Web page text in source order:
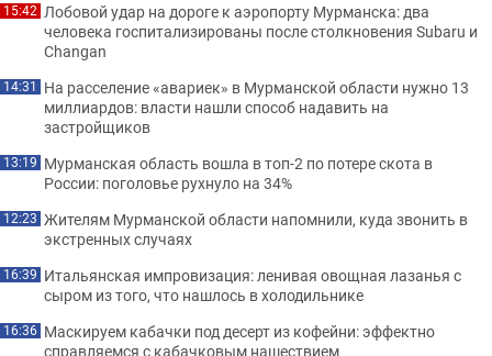
15:42 Лобовой удар на дороге к аэропорту Мурманска: два
человека госпитализированы после столкновения Subaru и
Changan
14:31 На расселение «авариек» в Мурманской области нужно 13
миллиардов: власти нашли способ надавить на
застройщиков
13:19 Мурманская область вошла в топ-2 по потере скота в
России: поголовье рухнуло на 34%
12:23 Жителям Мурманской области напомнили, куда звонить в
экстренных случаях
16:39 Итальянская импровизация: ленивая овощная лазанья с
сыром из того, что нашлось в холодильнике
16:36 Маскируем кабачки под десерт из кофейни: эффектно
справляемся с кабачковым нашествием